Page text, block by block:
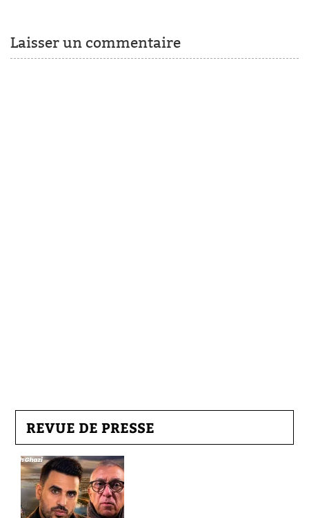
Laisser un commentaire
REVUE DE PRESSE